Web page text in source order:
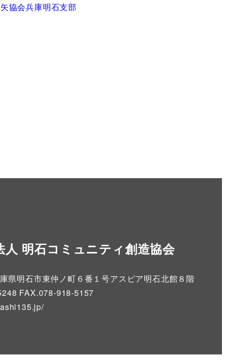
協会兵庫明石支部
人 明石コミュニティ創造協会
県明石市東仲ノ町６番１号アスピア明石北館８階
FAX.078-918-5157
/